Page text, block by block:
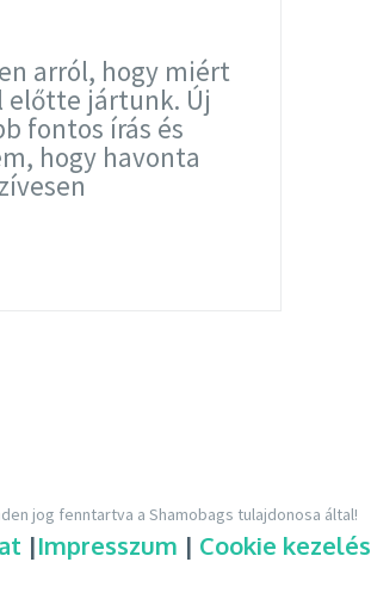
arról, hogy miért
előtte jártunk. Új
fontos írás és
hogy havonta
jog fenntartva a Shamobags tulajdonosa által!
|Impresszum | Cookie kezelés